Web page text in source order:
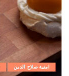
امنية صلاح الدين